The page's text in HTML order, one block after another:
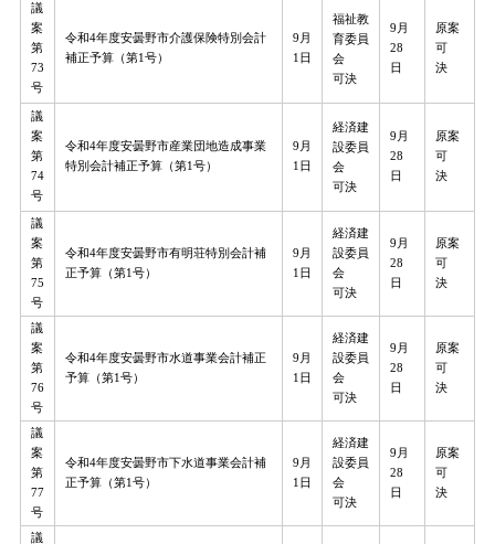
議
案
第
73
号
令和4年度安曇野市介護保険特別会計
補正予算（第1号）
9月
1日
福祉教
育委員
会
可決
9月
28
日
原案
可
決
議
案
第
74
号
令和4年度安曇野市産業団地造成事業
特別会計補正予算（第1号）
9月
1日
経済建
設委員
会
可決
9月
28
日
原案
可
決
議
案
第
75
号
令和4年度安曇野市有明荘特別会計補
正予算（第1号）
9月
1日
経済建
設委員
会
可決
9月
28
日
原案
可
決
議
案
第
76
号
令和4年度安曇野市水道事業会計補正
予算（第1号）
9月
1日
経済建
設委員
会
可決
9月
28
日
原案
可
決
議
案
第
77
号
令和4年度安曇野市下水道事業会計補
正予算（第1号）
9月
1日
経済建
設委員
会
可決
9月
28
日
原案
可
決
議